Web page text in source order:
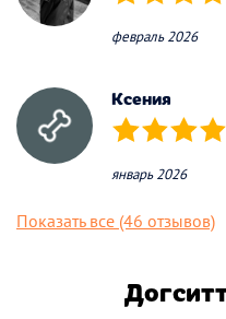
февраль 2026
Ксения
(*) (*) (*) (*)
январь 2026
Показать все (46 отзывов)